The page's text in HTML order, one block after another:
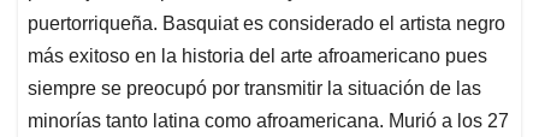
puertorriqueña. Basquiat es considerado el artista negro
más exitoso en la historia del arte afroamericano pues
siempre se preocupó por transmitir la situación de las
minorías tanto latina como afroamericana. Murió a los 27